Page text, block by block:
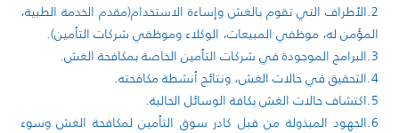
2.الأطراف التي تقوم بالغش وإساءة الاستخدام(مقدم الخدمة الطبية،
المؤمن له، موظفي المبيعات، الوكلاء وموظفي شركات التأمين).
3.البرامج الموجودة في شركات التأمين الخاصة بمكافحة الغش.
4.التحقيق في حالات الغش، ونتائج أنشطة مكافحته.
5.اكتشاف حالات الغش بكافة الوسائل الحالية.
6.الجهود المبذولة من قبل كادر سوق التأمين لمكافحة الغش وسوء